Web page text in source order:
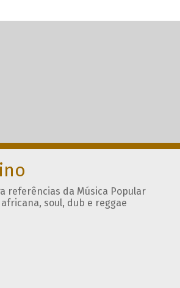
referências da Música Popular
soul, dub e reggae